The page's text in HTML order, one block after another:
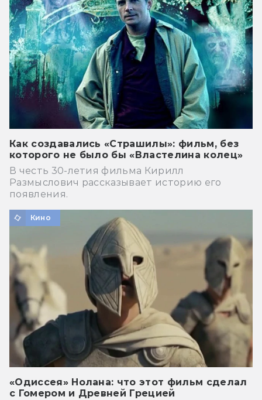
Как создавались «Страшилы»: фильм, без
которого не было бы «Властелина колец»
В честь 30-летия фильма Кирилл
Размыслович рассказывает историю его
появления.
Кино
«Одиссея» Нолана: что этот фильм сделал
с Гомером и Древней Грецией